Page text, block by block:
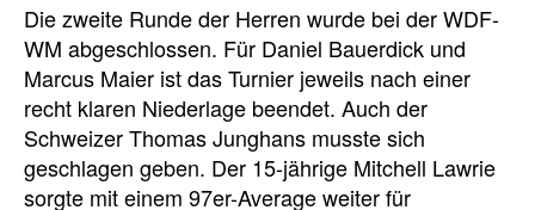
Die zweite Runde der Herren wurde bei der WDF-
WM abgeschlossen. Für Daniel Bauerdick und
Marcus Maier ist das Turnier jeweils nach einer
recht klaren Niederlage beendet. Auch der
Schweizer Thomas Junghans musste sich
geschlagen geben. Der 15-jährige Mitchell Lawrie
sorgte mit einem 97er-Average weiter für